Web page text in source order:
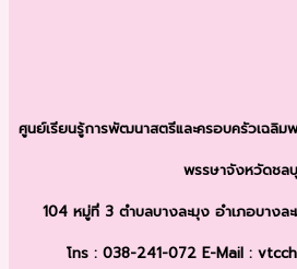
ศูนย์เรียนรู้การพัฒนาสตรีและครอบครัวเฉลิม
พรรษาจังหวัดชล
104 หมู่ที่ 3 ตำบลบางละมุง อำเภอบาง
โทร : 038-241-072 E-Mail :